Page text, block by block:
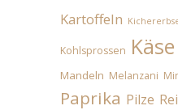
Kartoffeln
Kohlsprossen Käse
Mandeln Melanzani
Paprika Pilze